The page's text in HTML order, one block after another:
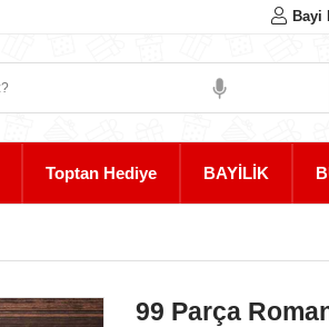
Bayi
Toptan Hediye BAYİLİK
99 Parça